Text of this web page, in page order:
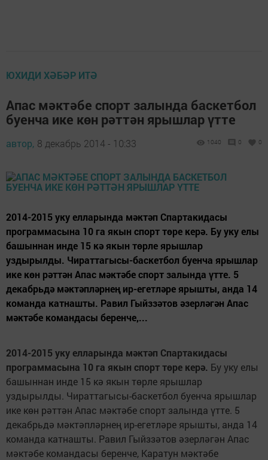
ЮХИДИ ХӘБӘР ИТӘ
Апас мәктәбе спорт залында баскетбол
буенча ике көн рәттән ярышлар үтте
автор, 8 декабрь 2014 - 10:33 1040 0 0
2014-2015 уку елларында мәктәп Спартакидасы
программасына 10 га якын спорт төре керә. Бу уку елы
башыннан инде 15 кә якын төрле ярышлар
уздырылды. Чираттагысы-баскетбол буенча ярышлар
ике көн рәттән Апас мәктәбе спорт залында үтте. 5
декабрьдә мәктәпләрнең ир-егетләре ярышты, анда 14
команда катнашты. Равил Гыйззәтов әзерләгән Апас
мәктәбе командасы беренче,...
2014-2015 уку елларында мәктәп Спартакидасы
программасына 10 га якын спорт төре керә. Бу уку елы
башыннан инде 15 кә якын төрле ярышлар
уздырылды. Чираттагысы-баскетбол буенча ярышлар
ике көн рәттән Апас мәктәбе спорт залында үтте. 5
декабрьдә мәктәпләрнең ир-егетләре ярышты, анда 14
команда катнашты. Равил Гыйззәтов әзерләгән Апас
мәктәбе командасы беренче, Каратун мәктәбе